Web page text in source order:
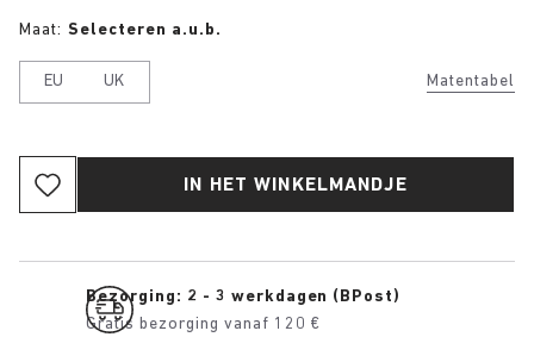
Matentabel
Maat: Selecteren a.u.b.
EU UK
IN HET WINKELMANDJE
Bezorging: 2 - 3 werkdagen (BPost)
Gratis bezorging vanaf 120 €